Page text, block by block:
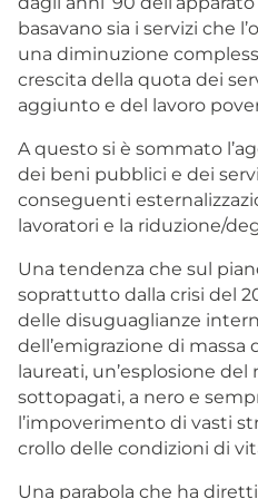
basavano sia i servizi che
una diminuzione
crescita della quota dei
aggiunto e del lavoro
A questo si è sommato
dei beni pubblici e dei
conseguenti
lavoratori e la riduzione/
Una tendenza che sul
soprattutto dalla crisi del
delle disuguaglianze
dell’emigrazione di
laureati, un’esplosione
sottopagati, a nero e
l’impoverimento di vasti
crollo delle condizioni di
Una parabola che ha